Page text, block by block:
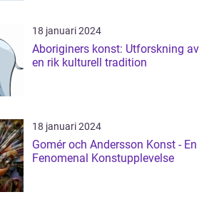
18 januari 2024
Aboriginers konst: Utforskning av
en rik kulturell tradition
18 januari 2024
Gomér och Andersson Konst - En
Fenomenal Konstupplevelse